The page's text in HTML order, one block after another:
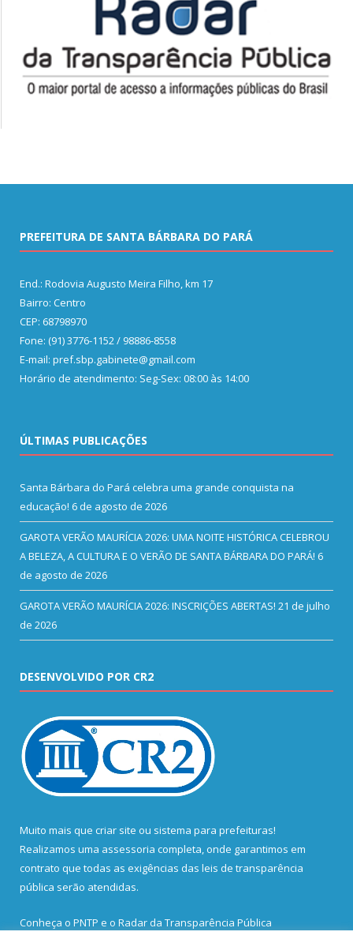
PREFEITURA DE SANTA BÁRBARA DO PARÁ
End.: Rodovia Augusto Meira Filho, km 17
Bairro: Centro
CEP: 68798970
Fone: (91) 3776-1152 / 98886-8558
E-mail: pref.sbp.gabinete@gmail.com
Horário de atendimento: Seg-Sex: 08:00 às 14:00
ÚLTIMAS PUBLICAÇÕES
Santa Bárbara do Pará celebra uma grande conquista na
educação! 6 de agosto de 2026
GAROTA VERÃO MAURÍCIA 2026: UMA NOITE HISTÓRICA CELEBROU
A BELEZA, A CULTURA E O VERÃO DE SANTA BÁRBARA DO PARÁ! 6
de agosto de 2026
GAROTA VERÃO MAURÍCIA 2026: INSCRIÇÕES ABERTAS! 21 de julho
de 2026
DESENVOLVIDO POR CR2
Muito mais que criar site ou sistema para prefeituras!
Realizamos uma assessoria completa, onde garantimos em
contrato que todas as exigências das leis de transparência
pública serão atendidas.
Conheça o PNTP e o Radar da Transparência Pública